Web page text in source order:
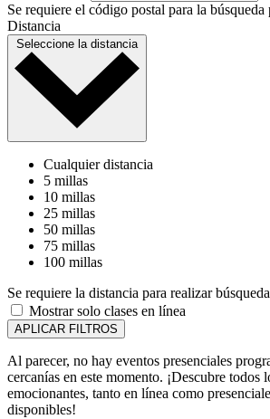
Se requiere el código postal para la búsqueda
Distancia
Seleccione la distancia
Cualquier distancia
5 millas
10 millas
25 millas
50 millas
75 millas
100 millas
Se requiere la distancia para realizar
Mostrar solo clases en línea
APLICAR FILTROS
Al parecer, no hay eventos presenciales
cercanías en este momento. ¡Descubre todos
emocionantes, tanto en línea como
disponibles!